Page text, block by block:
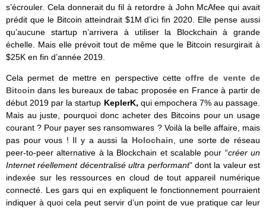
s’écrouler. Cela donnerait du fil à retordre à John McAfee qui avait
prédit que le Bitcoin atteindrait $1M d’ici fin 2020. Elle pense aussi
qu’aucune startup n’arrivera à utiliser la Blockchain à grande
échelle. Mais elle prévoit tout de même que le Bitcoin resurgirait à
$25K en fin d’année 2019.
Cela permet de mettre en perspective cetteoffre de vente de
Bitcoin dans les bureaux de tabac proposée en France à partir de
début 2019 par la startup KeplerK, qui empochera 7% au passage.
Mais au juste, pourquoi donc acheter des Bitcoins pour un usage
courant ? Pour payer ses ransomwares ? Voilà la belle affaire, mais
pas pour vous ! Il y a aussi la Holochain , une sorte de réseau
peer-to-peer alternative à la Blockchain et scalable pour “créer un
Internet réellement décentralisé ultra performant” dont la valeur est
indexée sur les ressources en cloud de tout appareil numérique
connecté. Les gars qui en expliquent le fonctionnement pourraient
indiquer à quoi cela peut servir d’un point de vue pratique car leur